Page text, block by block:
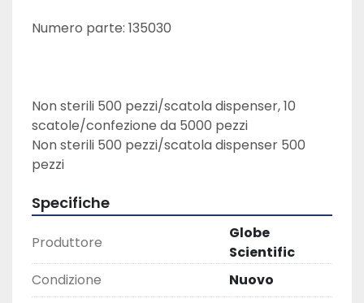
Numero parte: 135030
Non sterili 500 pezzi/scatola dispenser, 10
scatole/confezione da 5000 pezzi
Non sterili 500 pezzi/scatola dispenser 500
pezzi
Specifiche
Produttore
Globe
Scientific
Condizione
Nuovo